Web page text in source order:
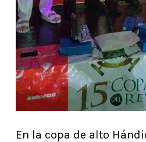
En la copa de alto